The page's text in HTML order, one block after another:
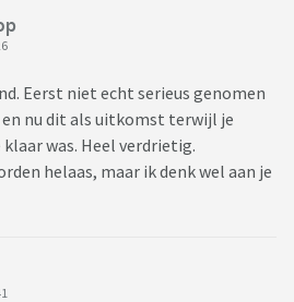
Eerst niet echt serieus genomen
nu dit als uitkomst terwijl je
was. Heel verdrietig.
helaas, maar ik denk wel aan je